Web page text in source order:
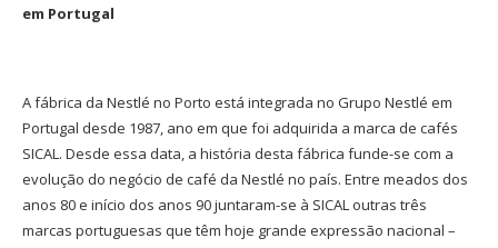
em Portugal
A fábrica da Nestlé no Porto está integrada no Grupo Nestlé em
Portugal desde 1987, ano em que foi adquirida a marca de cafés
SICAL. Desde essa data, a história desta fábrica funde-se com a
evolução do negócio de café da Nestlé no país. Entre meados dos
anos 80 e início dos anos 90 juntaram-se à SICAL outras três
marcas portuguesas que têm hoje grande expressão nacional –